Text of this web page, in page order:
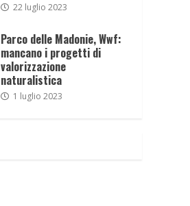
22 luglio 2023
Parco delle Madonie, Wwf:
mancano i progetti di
valorizzazione
naturalistica
1 luglio 2023